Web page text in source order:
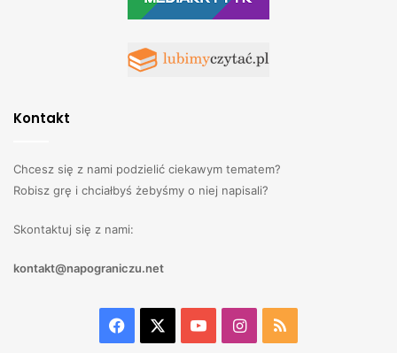
Kontakt
Chcesz się z nami podzielić ciekawym tematem?
Robisz grę i chciałbyś żebyśmy o niej napisali?
Skontaktuj się z nami:
kontakt@napograniczu.net
Facebook YouTubeInstagram